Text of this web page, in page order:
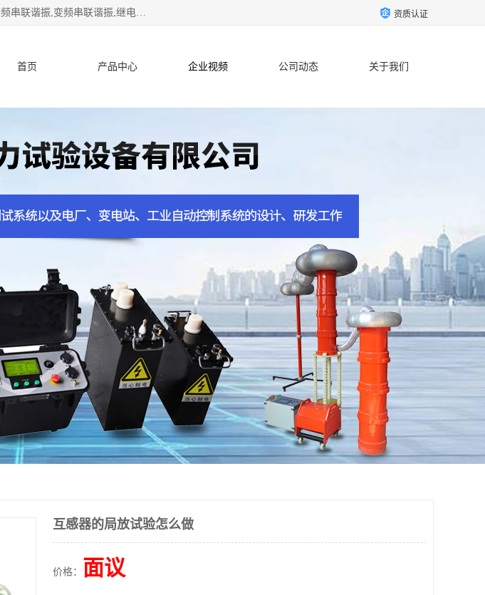
武汉鄂电电力试验设备有限公司专门从事电力电气设备和仪器仪表的设计与制造,主要研发生产工频串联谐振,变频串联谐振,继电保护测试仪,电缆故障测试仪,直流电阻测试仪,接地电阻测试仪等一百多种高品质产品.坚持奉行"质量一,客户至上"的服务宗旨。 资质认证
首页 产品中心 企业视频 公司动态 关于我们
互感器的局放试验怎么做
价格： 面议